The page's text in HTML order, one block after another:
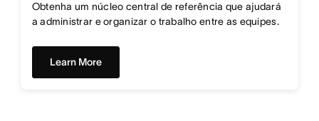
Obtenha um núcleo central de referência que ajudará
a administrar e organizar o trabalho entre as equipes.
Learn More